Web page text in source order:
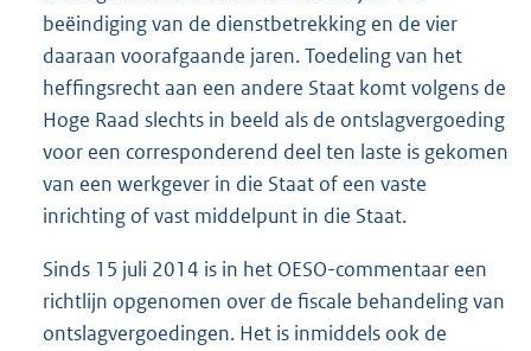
beëindiging van de dienstbetrekking en de vier
daaraan voorafgaande jaren. Toedeling van het
heffingsrecht aan een andere Staat komt volgens de
Hoge Raad slechts in beeld als de ontslagvergoeding
voor een corresponderend deel ten laste is gekomen
van een werkgever in die Staat of een vaste
inrichting of vast middelpunt in die Staat.
Sinds 15 juli 2014 is in het OESO-commentaar een
richtlijn opgenomen over de fiscale behandeling van
ontslagvergoedingen. Het is inmiddels ook de